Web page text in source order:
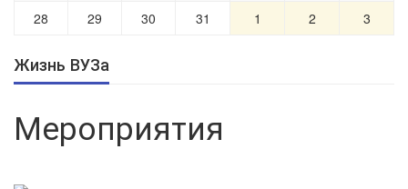
28
29 30 31 1 2 3
Жизнь ВУЗа
Мероприятия